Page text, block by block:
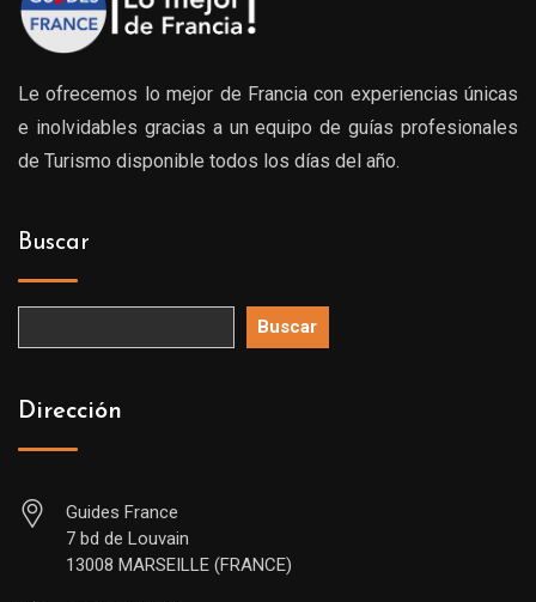
Le ofrecemos lo mejor de Francia con experiencias únicas
e inolvidables gracias a un equipo de guías profesionales
de Turismo disponible todos los días del año.
Buscar
Buscar
Dirección
Guides France
7 bd de Louvain
13008 MARSEILLE (FRANCE)